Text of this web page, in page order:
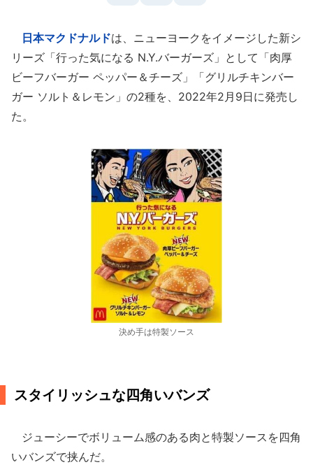
日本マクドナルドは、ニューヨークをイメージした新シ
リーズ「行った気になる N.Y.バーガーズ」として「肉厚
ビーフバーガー ペッパー＆チーズ」「グリルチキンバー
ガー ソルト＆レモン」の2種を、2022年2月9日に発売し
た。
決め手は特製ソース
スタイリッシュな四角いバンズ
ジューシーでボリューム感のある肉と特製ソースを四角
いバンズで挟んだ。